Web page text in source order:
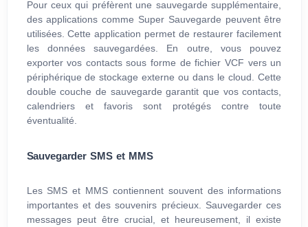
Pour ceux qui préfèrent une sauvegarde supplémentaire,
des applications comme Super Sauvegarde peuvent être
utilisées. Cette application permet de restaurer facilement
les données sauvegardées. En outre, vous pouvez
exporter vos contacts sous forme de fichier VCF vers un
périphérique de stockage externe ou dans le cloud. Cette
double couche de sauvegarde garantit que vos contacts,
calendriers et favoris sont protégés contre toute
éventualité.
Sauvegarder SMS et MMS
Les SMS et MMS contiennent souvent des informations
importantes et des souvenirs précieux. Sauvegarder ces
messages peut être crucial, et heureusement, il existe